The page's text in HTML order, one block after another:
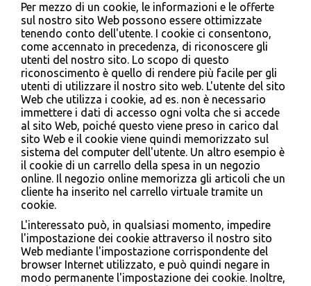
Per mezzo di un cookie, le informazioni e le offerte
sul nostro sito Web possono essere ottimizzate
tenendo conto dell'utente. I cookie ci consentono,
come accennato in precedenza, di riconoscere gli
utenti del nostro sito. Lo scopo di questo
riconoscimento è quello di rendere più facile per gli
utenti di utilizzare il nostro sito web. L'utente del sito
Web che utilizza i cookie, ad es. non è necessario
immettere i dati di accesso ogni volta che si accede
al sito Web, poiché questo viene preso in carico dal
sito Web e il cookie viene quindi memorizzato sul
sistema del computer dell'utente. Un altro esempio è
il cookie di un carrello della spesa in un negozio
online. Il negozio online memorizza gli articoli che un
cliente ha inserito nel carrello virtuale tramite un
cookie.
L'interessato può, in qualsiasi momento, impedire
l'impostazione dei cookie attraverso il nostro sito
Web mediante l'impostazione corrispondente del
browser Internet utilizzato, e può quindi negare in
modo permanente l'impostazione dei cookie. Inoltre,